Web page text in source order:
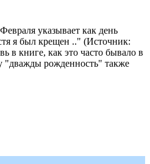
указывает как день
я был крещен .." (Источник:
в книге, как это часто бывало в
"дважды рожденность" также